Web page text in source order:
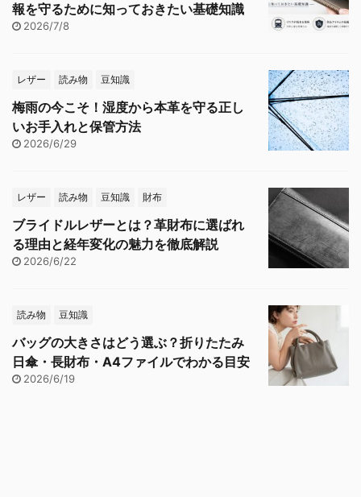
報を守るために知っておきたい基礎知識
2026/7/8
レザー 読み物 豆知識
梅雨の今こそ！湿度から本革を守る正し
いお手入れと保管方法
2026/6/29
レザー 読み物 豆知識 財布
ブライドルレザーとは？革財布に選ばれ
る理由と経年変化の魅力を徹底解説
2026/6/22
読み物 豆知識
バッグの大きさはどう選ぶ？折りたたみ
日傘・長財布・A4ファイルでわかる目安
2026/6/19